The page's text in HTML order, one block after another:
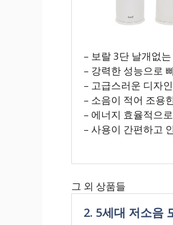
– 보랄 3단 날개없
– 강력한 성능으로
– 고급스러운 디자
– 소음이 적어 조용
– 에너지 효율적으
– 사용이 간편하고
그 외 상품들
2. 5세대 저소음